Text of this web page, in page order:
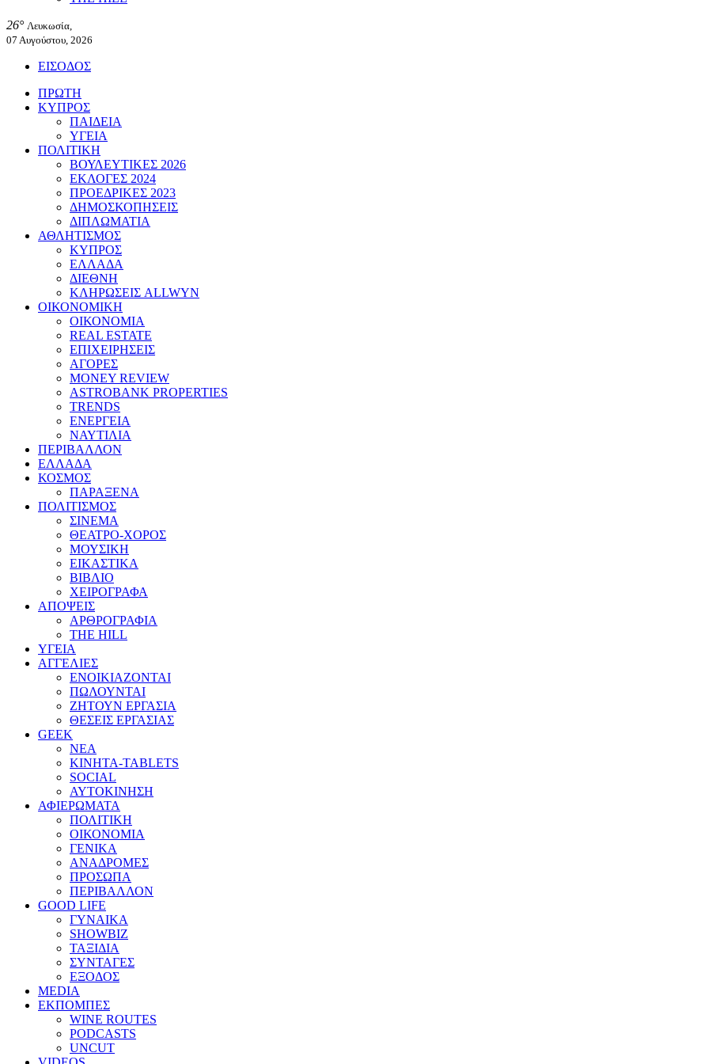
26° Λευκωσία,
07 Αυγούστου, 2026
ΕΙΣΟΔΟΣ
ΠΡΩΤΗ
ΚΥΠΡΟΣ
ΠΑΙΔΕΙΑ
ΥΓΕΙΑ
ΠΟΛΙΤΙΚΗ
ΒΟΥΛΕΥΤΙΚΕΣ 2026
ΕΚΛΟΓΕΣ 2024
ΠΡΟΕΔΡΙΚΕΣ 2023
ΔΗΜΟΣΚΟΠΗΣΕΙΣ
ΔΙΠΛΩΜΑΤΙΑ
ΑΘΛΗΤΙΣΜΟΣ
ΚΥΠΡΟΣ
ΕΛΛΑΔΑ
ΔΙΕΘΝΗ
ΚΛΗΡΩΣΕΙΣ ALLWYN
ΟΙΚΟΝΟΜΙΚΗ
ΟΙΚΟΝΟΜΙΑ
REAL ESTATE
ΕΠΙΧΕΙΡΗΣΕΙΣ
ΑΓΟΡΕΣ
MONEY REVIEW
ASTROBANK PROPERTIES
TRENDS
ΕΝΕΡΓΕΙΑ
ΝΑΥΤΙΛΙΑ
ΠΕΡΙΒΑΛΛΟΝ
ΕΛΛΑΔΑ
ΚΟΣΜΟΣ
ΠΑΡΑΞΕΝΑ
ΠΟΛΙΤΙΣΜΟΣ
ΣΙΝΕΜΑ
ΘΕΑΤΡΟ-ΧΟΡΟΣ
ΜΟΥΣΙΚΗ
ΕΙΚΑΣΤΙΚΑ
ΒΙΒΛΙΟ
ΧΕΙΡΟΓΡΑΦΑ
ΑΠΟΨΕΙΣ
ΑΡΘΡΟΓΡΑΦΙΑ
THE HILL
ΥΓΕΙΑ
ΑΓΓΕΛΙΕΣ
ΕΝΟΙΚΙΑΖΟΝΤΑΙ
ΠΩΛΟΥΝΤΑΙ
ΖΗΤΟΥΝ ΕΡΓΑΣΙΑ
ΘΕΣΕΙΣ ΕΡΓΑΣΙΑΣ
GEEK
ΝΕΑ
ΚΙΝΗΤΑ-TABLETS
SOCIAL
ΑΥΤΟΚΙΝΗΣΗ
ΑΦΙΕΡΩΜΑΤΑ
ΠΟΛΙΤΙΚΗ
ΟΙΚΟΝΟΜΙΑ
ΓΕΝΙΚΑ
ΑΝΑΔΡΟΜΕΣ
ΠΡΟΣΩΠΑ
ΠΕΡΙΒΑΛΛΟΝ
GOOD LIFE
ΓΥΝΑΙΚΑ
SHOWBIZ
ΤΑΞΙΔΙΑ
ΣΥΝΤΑΓΕΣ
ΕΞΟΔΟΣ
MEDIA
ΕΚΠΟΜΠΕΣ
WINE ROUTES
PODCASTS
UNCUT